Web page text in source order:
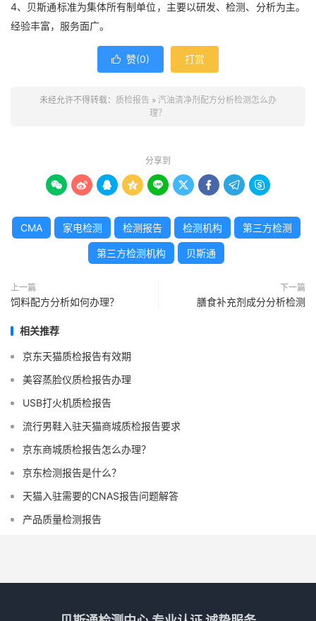
4、贝斯通标准为集体所有制单位，主要以研发、检测、分析为主。
经验丰富，服务面广。
 赞(0) 打赏
未经允许不得转载： 质检报告 » 汽油清净剂配方分析检测怎么办
理？
分享到
        
CMA 家电检测 检测报告 检测机构 第三方检测
第三方检测机构 贝斯通
上一篇
饲料配方分析如何办理？
下一篇
膳食补充剂成分分析检测
相关推荐
京东天猫质检报告有效期
美容蒸脸仪质检报告办理
USB打火机质检报告
流行男鞋入驻天猫商城质检报告要求
京东商城质检报告怎么办理？
京东检测报告是什么？
天猫入驻需要的CNAS报告问题解答
产品质量检测报告